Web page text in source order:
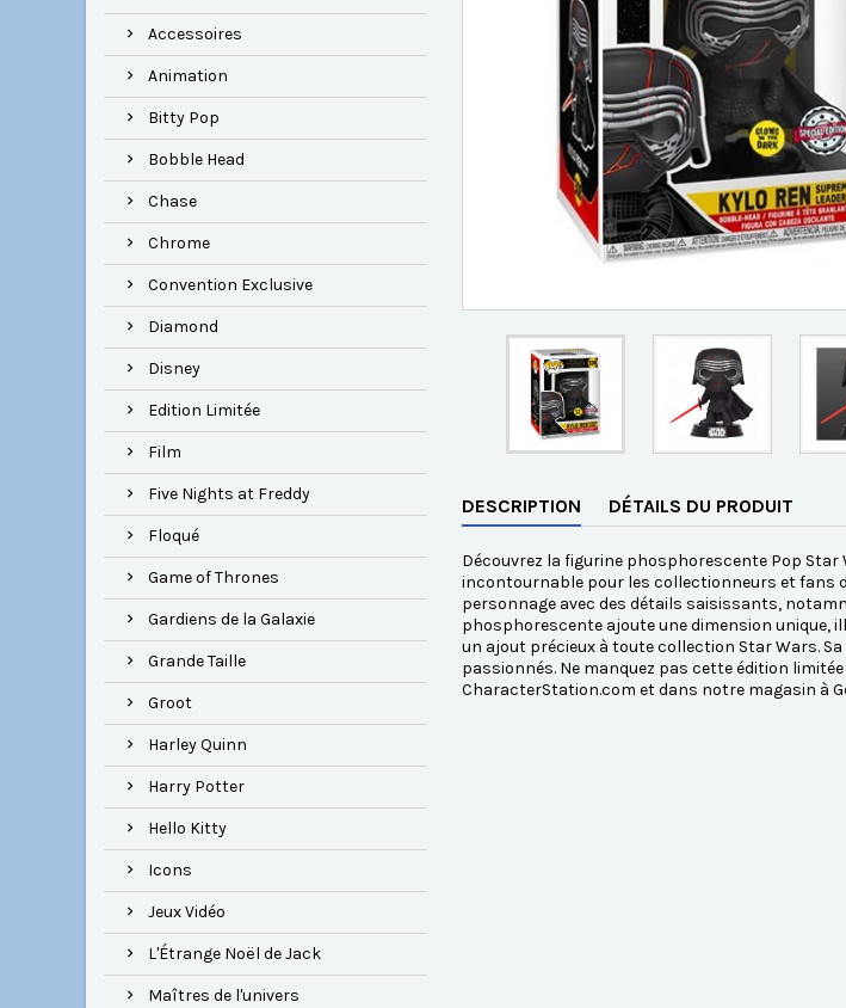
Accessoires
Animation
Bitty Pop
Bobble Head
Chase
Chrome
Convention Exclusive
Diamond
Disney
Edition Limitée
Film
Five Nights at Freddy
Floqué
Game of Thrones
Gardiens de la Galaxie
Grande Taille
Groot
Harley Quinn
Harry Potter
Hello Kitty
Icons
Jeux Vidéo
L'Étrange Noël de Jack
Maîtres de l'univers
DESCRIPTION DÉTAILS DU PRODUIT
Découvrez la figurine phosphorescente Pop Star
incontournable pour les collectionneurs et fans
personnage avec des détails saisissants,
phosphorescente ajoute une dimension unique,
un ajout précieux à toute collection Star Wars.
passionnés. Ne manquez pas cette édition
CharacterStation.com et dans notre magasin à